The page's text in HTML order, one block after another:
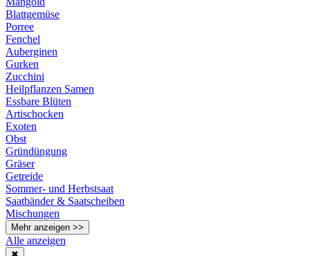
Blattgemüse
Porree
Fenchel
Auberginen
Gurken
Zucchini
Heilpflanzen Samen
Essbare Blüten
Artischocken
Exoten
Obst
Gründüngung
Gräser
Getreide
Sommer- und Herbstsaat
Saatbänder & Saatscheiben
Mischungen
Mehr anzeigen >>
Alle anzeigen